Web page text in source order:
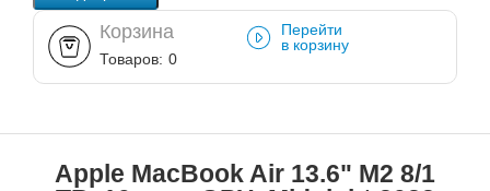
Корзина
Товаров: 0
Перейти
в корзину
Apple MacBook Air 13.6" M2 8/1